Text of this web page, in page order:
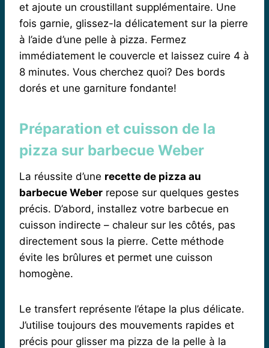
et ajoute un croustillant supplémentaire. Une
fois garnie, glissez-la délicatement sur la pierre
à l’aide d’une pelle à pizza. Fermez
immédiatement le couvercle et laissez cuire 4 à
8 minutes. Vous cherchez quoi? Des bords
dorés et une garniture fondante!
Préparation et cuisson de la
pizza sur barbecue Weber
La réussite d’une recette de pizza au
barbecue Weber repose sur quelques gestes
précis. D’abord, installez votre barbecue en
cuisson indirecte – chaleur sur les côtés, pas
directement sous la pierre. Cette méthode
évite les brûlures et permet une cuisson
homogène.
Le transfert représente l’étape la plus délicate.
J’utilise toujours des mouvements rapides et
précis pour glisser ma pizza de la pelle à la